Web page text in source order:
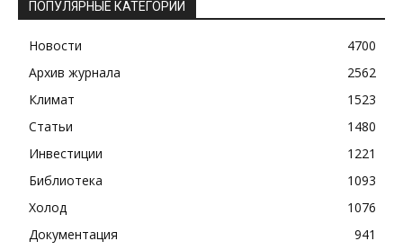
ПОПУЛЯРНЫЕ КАТЕГОРИИ
Новости
4700
Архив журнала
2562
Климат
1523
Статьи
1480
Инвестиции
1221
Библиотека
1093
Холод
1076
Документация
941